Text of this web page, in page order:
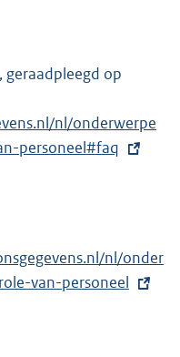
geraadpleegd op
nl/onderwerpe
personeel#faq
nl/onder
van-personeel